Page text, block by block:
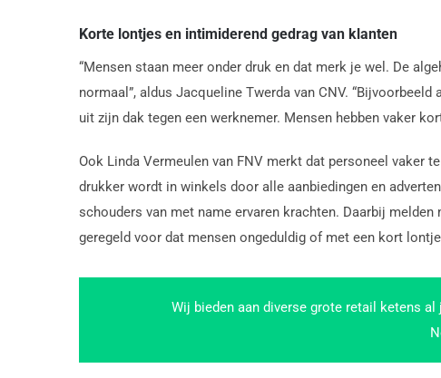
Korte lontjes en intimiderend gedrag van klanten
“Mensen staan meer onder druk en dat merk je wel. De
normaal”, aldus Jacqueline Twerda van CNV.
uit zijn dak tegen een werknemer. Mensen hebben vaker
Ook Linda Vermeulen van FNV merkt dat personeel vaker
drukker wordt in winkels door alle aanbiedingen en
schouders van met name ervaren krachten. Daarbij
geregeld voor dat mensen ongeduldig of met een kort lontje
Wij bieden aan diverse grote retail ketens